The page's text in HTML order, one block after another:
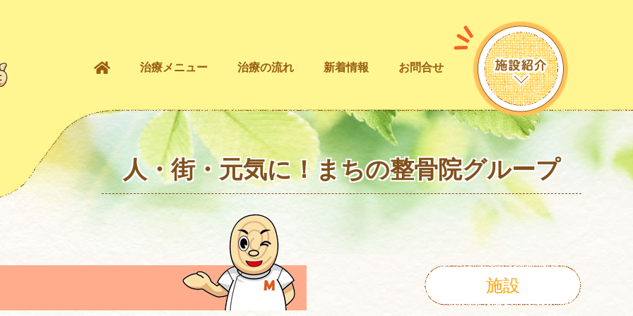
治療メニュー 治療の流れ 新着情報 お問合せ
人・街・元気に！まちの整骨院グループ
施設